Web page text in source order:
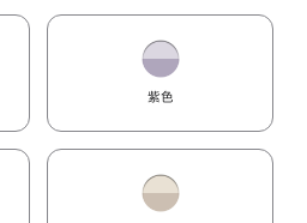
紫色